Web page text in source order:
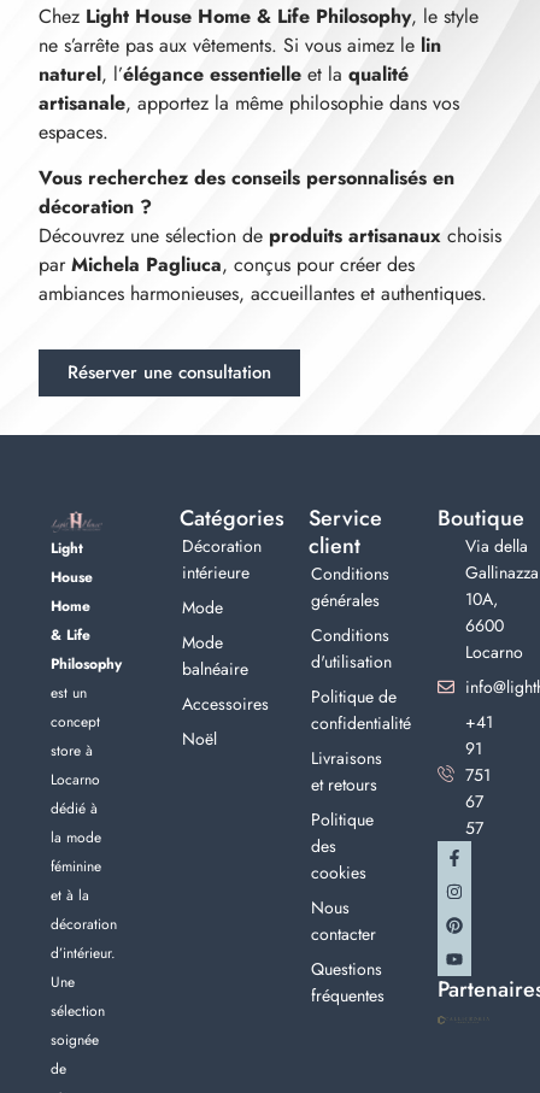
Chez Light House Home & Life Philosophy, le style
ne s’arrête pas aux vêtements. Si vous aimez le lin
naturel, l’élégance essentielle et la qualité
artisanale, apportez la même philosophie dans vos
espaces.
Vous recherchez des conseils personnalisés en
décoration ?
Découvrez une sélection de produits artisanaux choisis
parMichela Pagliuca, conçus pour créer des
ambiances harmonieuses, accueillantes et authentiques.
Réserver une consultation
Light
House
Home
& Life
Philosophy
est un
concept
store à
Locarno
dédié à
la mode
féminine
et à la
décoration
d’intérieur.
Une
sélection
soignée
de
Catégories
Décoration
intérieure
Mode
Mode
balnéaire
Accessoires
Noël
Service
client
Conditions
générales
Conditions
d'utilisation
Politique de
confidentialité
Livraisons
et retours
Politique
des
cookies
Nous
contacter
Questions
fréquentes
Boutique
Via della
Gallinazza
10A,
6600
Locarno
+41
91
751
67
57